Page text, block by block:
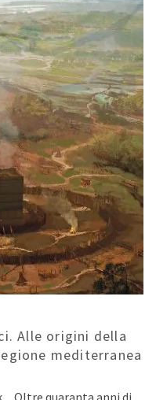
Alle origini della
mediterranea
Oltre quaranta anni di